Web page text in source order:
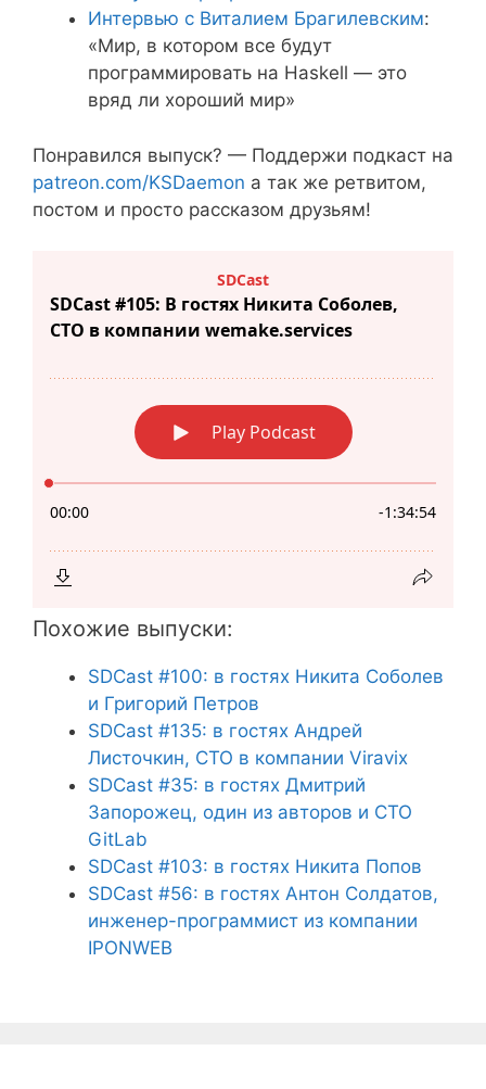
Интервью с Виталием Брагилевским:
«Мир, в котором все будут
программировать на Haskell — это
вряд ли хороший мир»
Понравился выпуск? — Поддержи подкаст на
patreon.com/KSDaemon а так же ретвитом,
постом и просто рассказом друзьям!
Похожие выпуски:
SDCast #100: в гостях Никита Соболев
и Григорий Петров
SDCast #135: в гостях Андрей
Листочкин, CTO в компании Viravix
SDCast #35: в гостях Дмитрий
Запорожец, один из авторов и CTO
GitLab
SDCast #103: в гостях Никита Попов
SDCast #56: в гостях Антон Солдатов,
инженер-программист из компании
IPONWEB